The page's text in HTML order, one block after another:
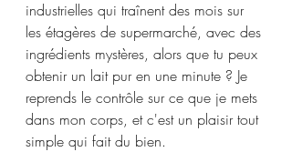
industrielles qui traînent des mois sur
les étagères de supermarché, avec des
ingrédients mystères, alors que tu peux
obtenir un lait pur en une minute ? Je
reprends le contrôle sur ce que je mets
dans mon corps, et c'est un plaisir tout
simple qui fait du bien.